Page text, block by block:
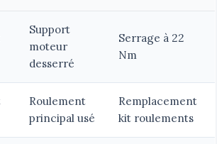
Support
moteur
desserré
Serrage à 22
Nm
Roulement
principal usé
Remplacement
kit roulements